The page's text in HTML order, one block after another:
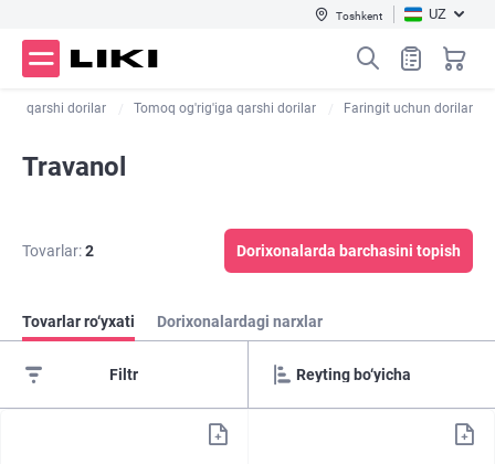
Toshkent UZ
qarshi dorilar Tomoq og'rig'iga qarshi dorilar Faringit uchun dorilar
Travanol
Tovarlar:2 Dorixonalarda barchasini topish
Tovarlar ro‘yxati Dorixonalardagi narxlar
Filtr